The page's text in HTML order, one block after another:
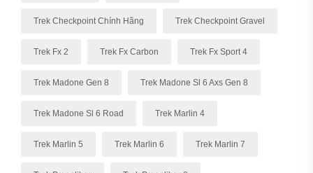
Trek Checkpoint Chính Hãng Trek Checkpoint Gravel
Trek Fx 2 Trek Fx Carbon Trek Fx Sport 4
Trek Madone Gen 8 Trek Madone Sl 6 Axs Gen 8
Trek Madone Sl 6 Road Trek Marlin 4
Trek Marlin 5 Trek Marlin 6 Trek Marlin 7